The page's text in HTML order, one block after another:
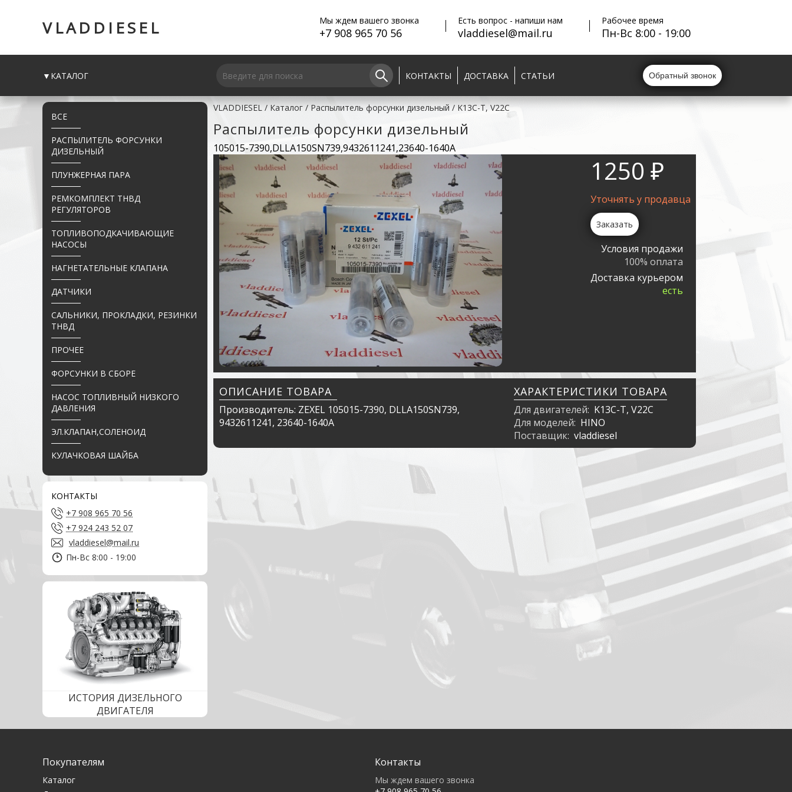
VLADDIESEL Мы ждем вашего звонка
+7 908 965 70 56
Есть вопрос - напиши нам
vladdiesel@mail.ru
Рабочее время
Пн-Вс 8:00 - 19:00
▼КАТАЛОГ КОНТАКТЫ ДОСТАВКА СТАТЬИ Обратный звонок
ВСЕ
РАСПЫЛИТЕЛЬ ФОРСУНКИ
ДИЗЕЛЬНЫЙ
ПЛУНЖЕРНАЯ ПАРА
РЕМКОМПЛЕКТ ТНВД
РЕГУЛЯТОРОВ
ТОПЛИВОПОДКАЧИВАЮЩИЕ
НАСОСЫ
НАГНЕТАТЕЛЬНЫЕ КЛАПАНА
ДАТЧИКИ
САЛЬНИКИ, ПРОКЛАДКИ, РЕЗИНКИ
ТНВД
ПРОЧЕЕ
ФОРСУНКИ В СБОРЕ
НАСОС ТОПЛИВНЫЙ НИЗКОГО
ДАВЛЕНИЯ
ЭЛ.КЛАПАН,СОЛЕНОИД
КУЛАЧКОВАЯ ШАЙБА
КОНТАКТЫ
+7 908 965 70 56
+7 924 243 52 07
vladdiesel@mail.ru
Пн-Вс 8:00 - 19:00
ИСТОРИЯ ДИЗЕЛЬНОГО
ДВИГАТЕЛЯ
VLADDIESEL/Каталог /Распылитель форсунки дизельный /K13C-T, V22C
Распылитель форсунки дизельный
105015-7390,DLLA150SN739,9432611241,23640-1640A
1250 ₽
Уточнять у продавца
Заказать
Условия продажи
100% оплата
Доставка курьером
есть
ОПИСАНИЕ ТОВАРА
Производитель: ZEXEL 105015-7390, DLLA150SN739,
9432611241, 23640-1640A
ХАРАКТЕРИСТИКИ ТОВАРА
Для двигателей: K13C-T, V22C
Для моделей: HINO
Поставщик: vladdiesel
Покупателям
Каталог
Контакты
Мы ждем вашего звонка